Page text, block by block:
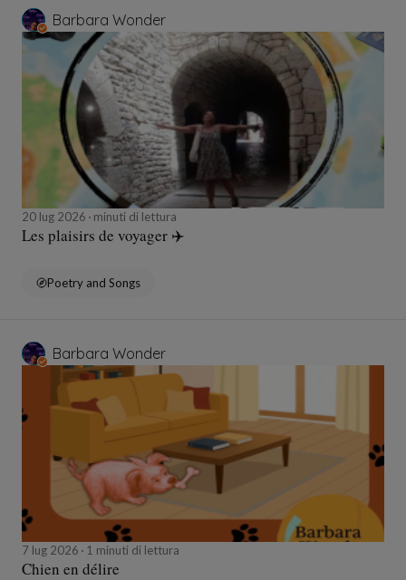
Barbara Wonder
20 lug 2026 minuti di lettura
Les plaisirs de voyager ✈️
Poetry and Songs
Barbara Wonder
7 lug 2026 1 minuti di lettura
Chien en délire